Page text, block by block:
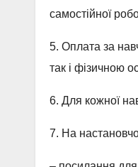
самостійної
5. Оплата за
так і фізичною
6. Для кожної
7. На